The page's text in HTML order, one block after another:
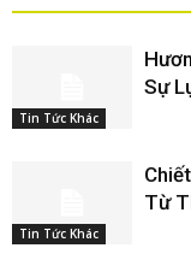
Tin Tức Khác
Sự
Tin Tức Khác
Từ